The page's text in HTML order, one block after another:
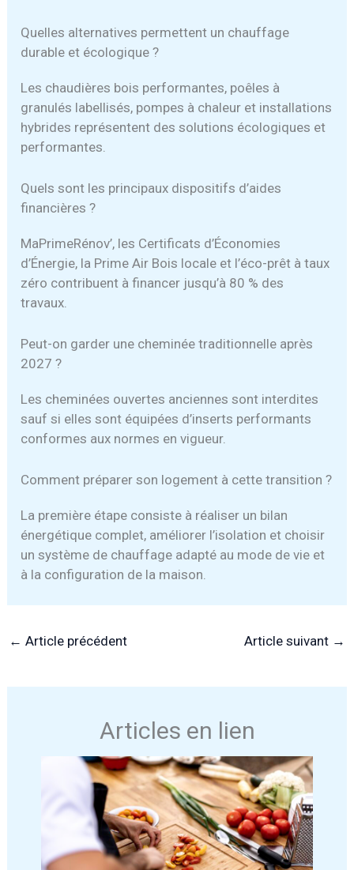
Quelles alternatives permettent un chauffage
durable et écologique ?
Les chaudières bois performantes, poêles à
granulés labellisés, pompes à chaleur et installations
hybrides représentent des solutions écologiques et
performantes.
Quels sont les principaux dispositifs d’aides
financières ?
MaPrimeRénov’, les Certificats d’Économies
d’Énergie, la Prime Air Bois locale et l’éco-prêt à taux
zéro contribuent à financer jusqu’à 80 % des
travaux.
Peut-on garder une cheminée traditionnelle après
2027 ?
Les cheminées ouvertes anciennes sont interdites
sauf si elles sont équipées d’inserts performants
conformes aux normes en vigueur.
Comment préparer son logement à cette transition ?
La première étape consiste à réaliser un bilan
énergétique complet, améliorer l’isolation et choisir
un système de chauffage adapté au mode de vie et
à la configuration de la maison.
← Article précédent Article suivant →
Articles en lien